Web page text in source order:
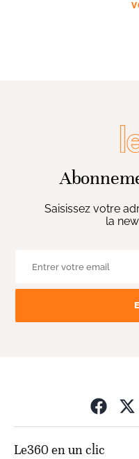
Saisissez votre
la
Le360 en un clic